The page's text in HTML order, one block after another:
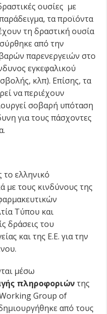
ουσίες με
τα προϊόντα
τη δραστική ουσία
από την
παρενεργειών στο
εγκεφαλικού
κλπ). Επίσης, τα
να περιέχουν
σοβαρή υπόταση
για τους πάσχοντες
ελληνικό
με τους κινδύνους της
Τύπου και
δράσεις του
και της Ε.Ε. για την
μέσω
πληροφοριώντης
Group of
από τους